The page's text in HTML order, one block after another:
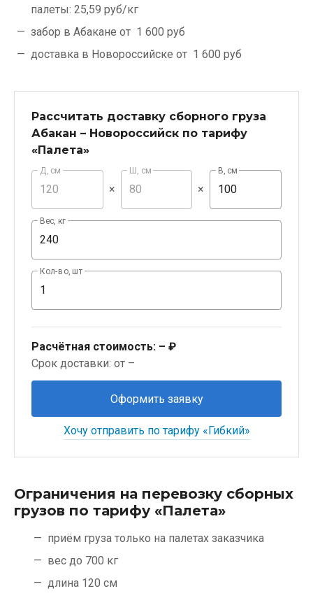
палеты: 25,59 руб/кг
забор в Абакане от 1 600 руб
доставка в Новороссийске от 1 600 руб
Рассчитать доставку сборного груза
Абакан – Новороссийск по тарифу
«Палета»
Д, см
×
Ш, см
×
В, см
Вес, кг
Кол-во, шт
Расчётная стоимость: – ₽
Срок доставки: от –
Оформить заявку
Хочу отправить по тарифу «Гибкий»
Ограничения на перевозку сборных
грузов по тарифу «Палета»
приём груза только на палетах заказчика
вес до 700 кг
длина 120 см